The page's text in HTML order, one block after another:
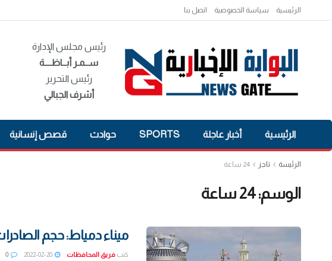
الرئيسية سياسة الخصوصية اتصل بنا
رئيس مجلس الإدارة
ســمـر أبــاظــــة
رئيس التحرير
أشرف الجبالي
الرئيسية أخبار عاجلة SPORTS حوادث قصص إنسانية
الرئيسة تاجز 24 ساعة
الوسم:24 ساعة
ميناء دمياط: حجم الصادرات 8630 طن في خلال الـ 24
كتب فريق المحافظات 2022-02-20
0